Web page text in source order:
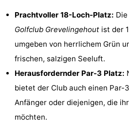
Livingstone
Resort
Haamstede
Résidence
't
Hof
van
Schouwen
-
Schouwse
Valleien
Wijde
Prachtvoller 18-Loch-Platz:
Golfclub Grevelingehout ist der
umgeben von herrlichem Grün
frischen, salzigen Seeluft.
Herausfordernder Par-3 Platz:
bietet der Club auch einen Par-
Anfänger oder diejenigen, die
möchten.